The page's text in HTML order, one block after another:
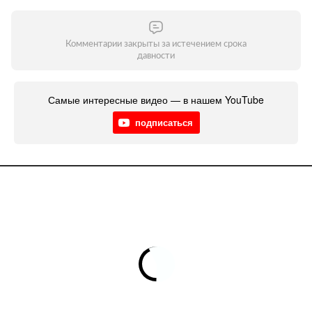
Комментарии закрыты за истечением срока
давности
Самые интересные видео — в нашем YouTube
подписаться